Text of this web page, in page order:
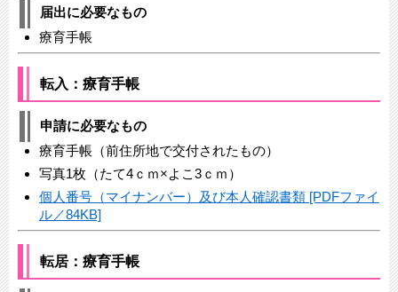
届出に必要なもの
療育手帳
転入：療育手帳
申請に必要なもの
療育手帳（前住所地で交付されたもの）
写真1枚（たて4ｃｍ×よこ3ｃｍ）
個人番号（マイナンバー）及び本人確認書類 [PDFファイ
ル／84KB]
転居：療育手帳